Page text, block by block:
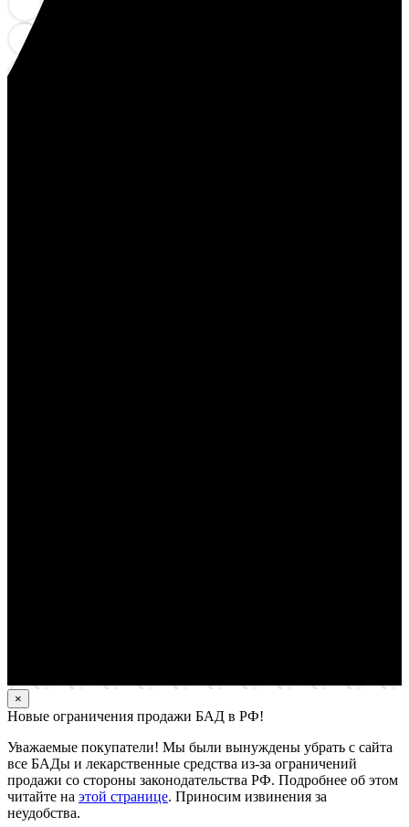
×
Новые ограничения продажи БАД в РФ!
Уважаемые покупатели! Мы были вынуждены убрать с сайта
все БАДы и лекарственные средства из-за ограничений
продажи со стороны законодательства РФ. Подробнее об этом
читайте на этой странице. Приносим извинения за
неудобства.